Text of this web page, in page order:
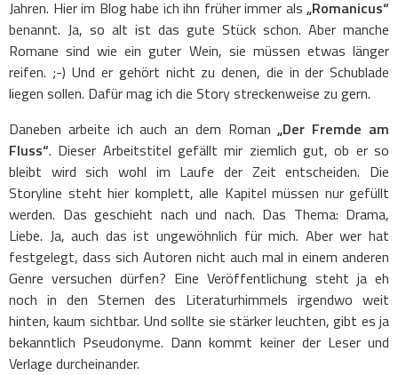
Jahren. Hier im Blog habe ich ihn früher immer als „Romanicus“
benannt. Ja, so alt ist das gute Stück schon. Aber manche
Romane sind wie ein guter Wein, sie müssen etwas länger
reifen. ;-) Und er gehört nicht zu denen, die in der Schublade
liegen sollen. Dafür mag ich die Story streckenweise zu gern.
Daneben arbeite ich auch an dem Roman„Der Fremde am
Fluss“. Dieser Arbeitstitel gefällt mir ziemlich gut, ob er so
bleibt wird sich wohl im Laufe der Zeit entscheiden. Die
Storyline steht hier komplett, alle Kapitel müssen nur gefüllt
werden. Das geschieht nach und nach. Das Thema: Drama,
Liebe. Ja, auch das ist ungewöhnlich für mich. Aber wer hat
festgelegt, dass sich Autoren nicht auch mal in einem anderen
Genre versuchen dürfen? Eine Veröffentlichung steht ja eh
noch in den Sternen des Literaturhimmels irgendwo weit
hinten, kaum sichtbar. Und sollte sie stärker leuchten, gibt es ja
bekanntlich Pseudonyme. Dann kommt keiner der Leser und
Verlage durcheinander.